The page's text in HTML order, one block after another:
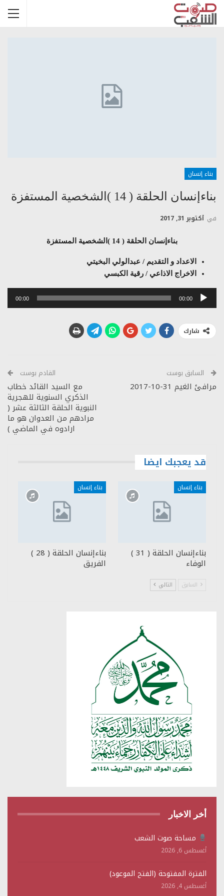
بناء إنسان
بناءإنسان الحلقة ( 14 )الشخصية المستفزة
في أكتوبر 31, 2017
بناءإنسان الحلقة ( 14 )الشخصية المستفزة
الاعداد و التقديم / عبدالولي البخيتي
الاخراج الاذاعي / رقية الكبسي
مشغل
00:00
00:00
شارك
السابق بوست
مرافئ الغيم 31-10-2017
القادم بوست
مع السيد القائد خطاب
الذكري السنوية للهجرية
النبوية الحلقة الثالثة عشر (
مرادهم من العدوان هو ما
ارادوه في الماضي )
قد يعجبك ايضا
بناء إنسان
بناءإنسان الحلقة ( 31 )
الوفاء
بناء إنسان
بناءإنسان الحلقة ( 28 )
الفريق
السابق التالي
أخر الاخبار
مساحة صوت الشعب
أغسطس 6, 2026
الفترة المفتوحة (الفتح الموعود)
أغسطس 4, 2026